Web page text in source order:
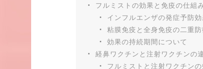
フルミストの効果と免疫の仕組
インフルエンザの発症予防効
粘膜免疫と全身免疫の二重防
効果の持続期間について
経鼻ワクチンと注射ワクチンの
フルミストと注射ワクチン